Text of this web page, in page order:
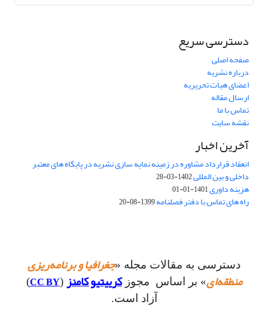
دسترسی سریع
صفحه اصلی
درباره نشریه
اعضای هیات تحریریه
ارسال مقاله
تماس با ما
نقشه سایت
آخرین اخبار
انعقاد قرارداد مشاوره در زمینه نمایه سازی نشریه در پایگاه های معتبر
داخلی و بین المللی1402-03-28
هزینه داوری1401-01-01
راه های تماس با دفتر فصلنامه1399-08-20
دسترسی به مقالات مجله «جغرافیا و برنامه‌ریزی
منطقه‌ای» بر اساس مجوزکرییتیو کامنز (
CC BY
)
آزاد است.